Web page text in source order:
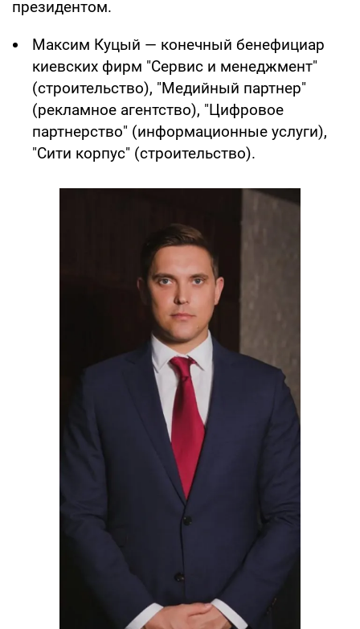
президентом.
Максим Куцый — конечный бенефициар
киевских фирм "Сервис и менеджмент"
(строительство), "Медийный партнер"
(рекламное агентство), "Цифровое
партнерство" (информационные услуги),
"Сити корпус" (строительство).